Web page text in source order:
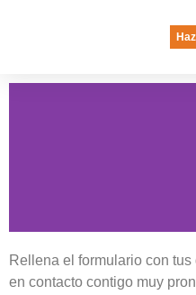
Rellena el formulario con
en contacto contigo muy